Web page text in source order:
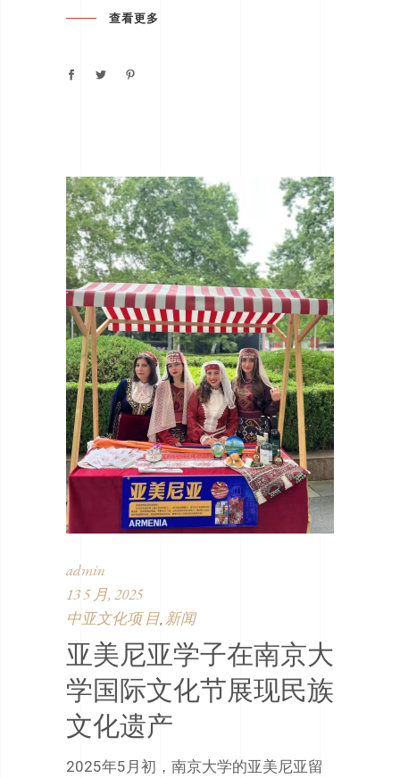
查看更多
admin
13 5 月, 2025
中亚文化项 目 新闻
亚美尼亚学子在南京大
学国际文化节展现民族
文化遗产
2025年5月初，南京大学的亚美尼亚留